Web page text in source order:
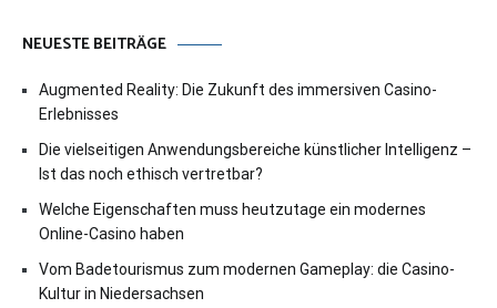
NEUESTE BEITRÄGE
Augmented Reality: Die Zukunft des immersiven Casino-
Erlebnisses
Die vielseitigen Anwendungsbereiche künstlicher Intelligenz –
Ist das noch ethisch vertretbar?
Welche Eigenschaften muss heutzutage ein modernes
Online-Casino haben
Vom Badetourismus zum modernen Gameplay: die Casino-
Kultur in Niedersachsen